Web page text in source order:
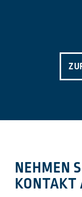
NEHMEN
KONTAKT